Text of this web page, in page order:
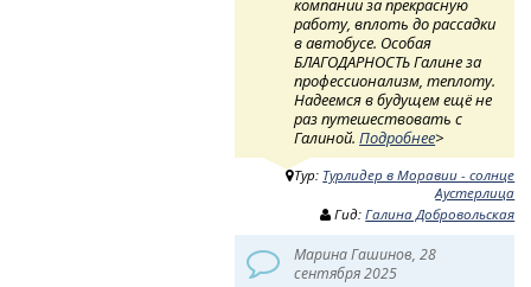
работу, вплоть до рассадки
в автобусе. Особая
БЛАГОДАРНОСТЬ Галине за
профессионализм, теплоту.
Надеемся в будущем ещё не
раз путешествовать с
Галиной.Подробнее>
Тур: Турлидер в Моравии - солнце
Аустерлица
Гид:Галина Добровольская
Марина Гашинов, 28
сентября 2025